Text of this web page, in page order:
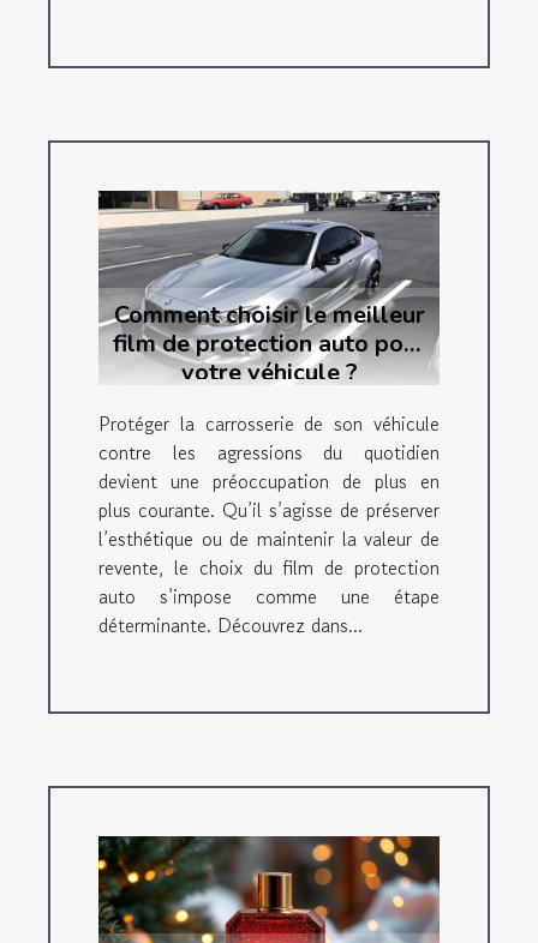
Comment choisir le meilleur
film de protection auto pour
votre véhicule ?
Protéger la carrosserie de son véhicule
contre les agressions du quotidien
devient une préoccupation de plus en
plus courante. Qu’il s’agisse de préserver
l’esthétique ou de maintenir la valeur de
revente, le choix du film de protection
auto s’impose comme une étape
déterminante. Découvrez dans...